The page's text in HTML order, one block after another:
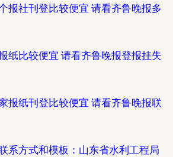
报社刊登比较便宜 请看齐鲁晚报多
纸比较便宜 请看齐鲁晚报登报挂失
报纸刊登比较便宜 请看齐鲁晚报联
系方式和模板：山东省水利工程局